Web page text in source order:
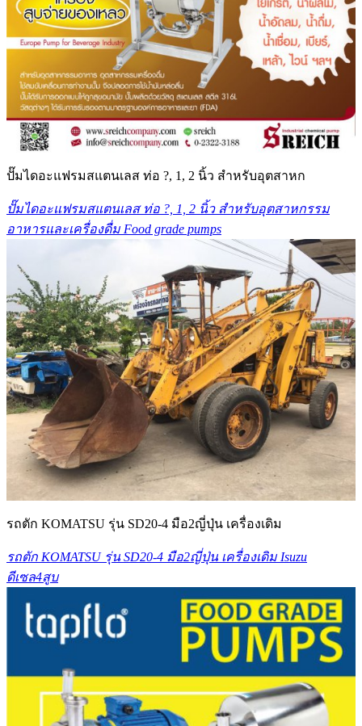
ปั๊มไดอะแฟรมสแตนเลส ท่อ ?, 1, 2 นิ้ว สำหรับอุตสาหก
ปั๊มไดอะแฟรมสแตนเลส ท่อ ?, 1, 2 นิ้ว สำหรับอุตสาหกรรม
อาหารและเครื่องดื่ม Food grade pumps
รถตัก KOMATSU รุ่น SD20-4 มือ2ญี่ปุ่น เครื่องเดิม
รถตัก KOMATSU รุ่น SD20-4 มือ2ญี่ปุ่น เครื่องเดิม Isuzu
ดีเซล4สูบ